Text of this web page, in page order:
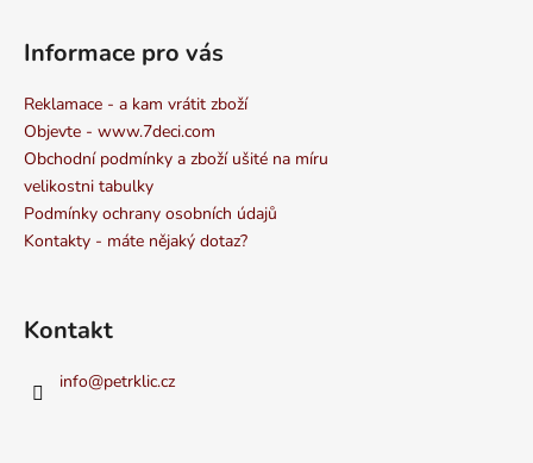
Informace pro vás
Reklamace - a kam vrátit zboží
Objevte - www.7deci.com
Obchodní podmínky a zboží ušité na míru
velikostni tabulky
Podmínky ochrany osobních údajů
Kontakty - máte nějaký dotaz?
Kontakt
info@petrklic.cz